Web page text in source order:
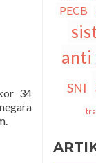
34
PECB
anti
SNI